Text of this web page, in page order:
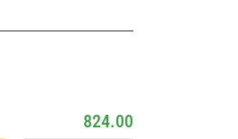
824.00